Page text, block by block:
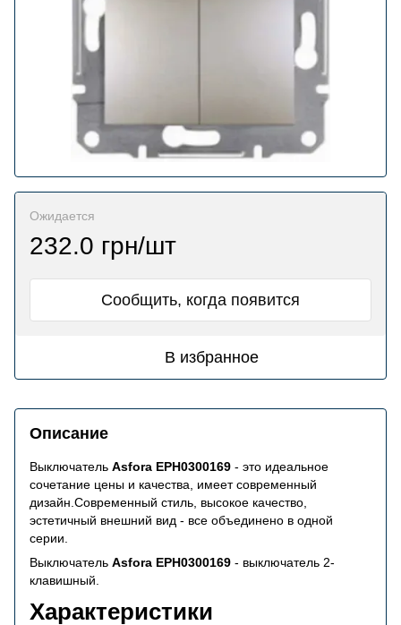
Ожидается
232.0 грн/шт
Сообщить, когда появится
В избранное
Описание
Выключатель Asfora EPH0300169 - это идеальное
сочетание цены и качества, имеет современный
дизайн.Современный стиль, высокое качество,
эстетичный внешний вид - все объединено в одной
серии.
Выключатель Asfora EPH0300169 - выключатель 2-
клавишный.
Характеристики